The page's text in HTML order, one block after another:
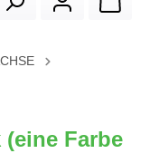
Farbe